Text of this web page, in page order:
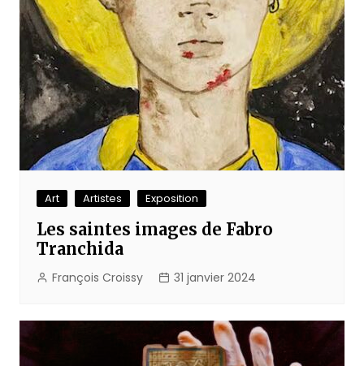
Art Artistes Exposition
Les saintes images de Fabro
Tranchida
François Croissy 31 janvier 2024